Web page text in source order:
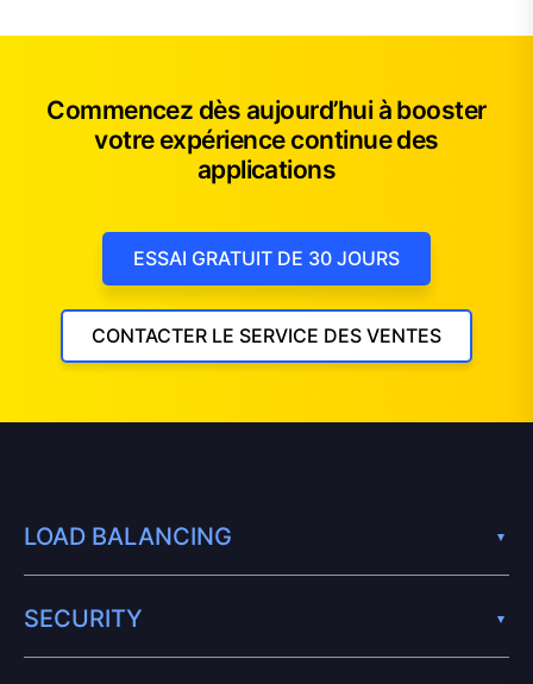
Commencez dès aujourd’hui à booster
votre expérience continue des
applications
ESSAI GRATUIT DE 30 JOURS
CONTACTER LE SERVICE DES VENTES
LOAD BALANCING
SECURITY